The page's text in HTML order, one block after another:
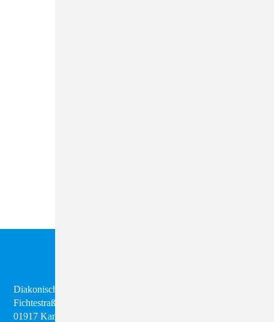
Diakonisches Werk Kamenz e.V.
Fichtestraße 8
01917 Kamenz